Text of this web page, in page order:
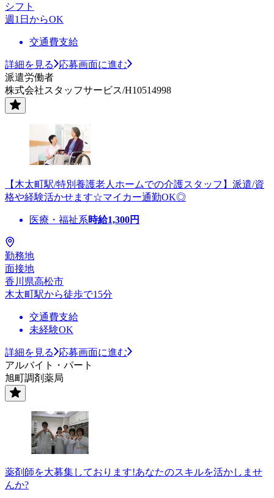
シフト
週1日からOK
交通費支給
詳細を見る
応募画面に進む
派遣労働者
株式会社スタッフサービス/H10514998
【木太町駅/特別養護老人ホームでの介護スタッフ】派遣/資
格や経験活かせます☆マイカー通勤OK◎
医療・福祉系時給1,300円
勤務地
面接地
香川県高松市
木太町駅から徒歩で15分
交通費支給
未経験OK
詳細を見る
応募画面に進む
アルバイト・パート
旭町調剤薬局
薬剤師を大募集しております!あなたのスキルを活かしませ
んか?